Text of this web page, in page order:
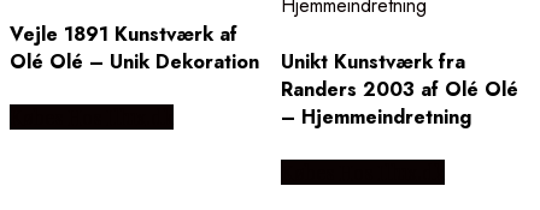
Vejle 1891 Kunstværk af
Olé Olé – Unik Dekoration
Unikt Kunstværk fra
Randers 2003 af Olé Olé
– Hjemmeindretning